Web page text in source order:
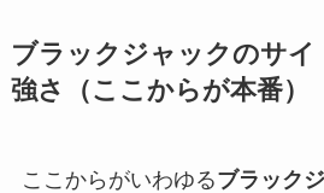
ブラックジャックのサ
強さ（ここからが本番）
ここからがいわゆるブラック